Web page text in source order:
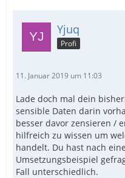
Yjuq
Profi
11. Januar 2019 um 11:03
Lade doch mal dein
sensible Daten darin
besser davor zensieren /
hilfreich zu wissen um
handelt. Du hast nach
Umsetzungsbeispiel
Fall unterschiedlich.